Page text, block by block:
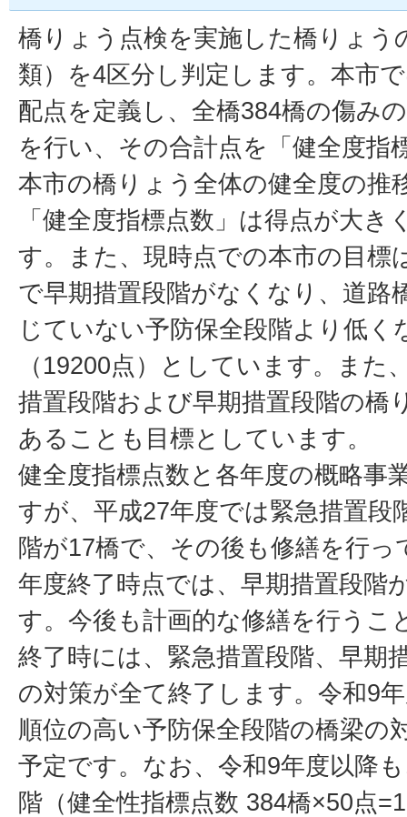
橋りょう点検を実施した橋りょう
類）を4区分し判定します。本市
配点を定義し、全橋384橋の傷み
を行い、その合計点を「健全度指
本市の橋りょう全体の健全度の推
「健全度指標点数」は得点が大き
す。また、現時点での本市の目標
で早期措置段階がなくなり、道路
じていない予防保全段階より低く
（19200点）としています。また
措置段階および早期措置段階の橋
あることも目標としています。
健全度指標点数と各年度の概略事
すが、平成27年度では緊急措置段
階が17橋で、その後も修繕を行
年度終了時点では、早期措置段階
す。今後も計画的な修繕を行うこ
終了時には、緊急措置段階、早期
の対策が全て終了します。令和9
順位の高い予防保全段階の橋梁の
予定です。なお、令和9年度以降
階（健全性指標点数 384橋×50点